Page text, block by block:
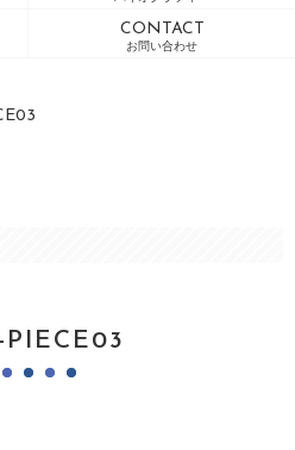
CONTACT
お問い合わせ